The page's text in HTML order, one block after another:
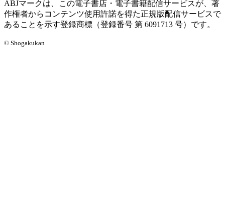
ABJマークは、この電子書店・電子書籍配信サービスが、著
作権者からコンテンツ使用許諾を得た正規版配信サービスで
あることを示す登録商標（登録番号 第 6091713 号）です。
© Shogakukan